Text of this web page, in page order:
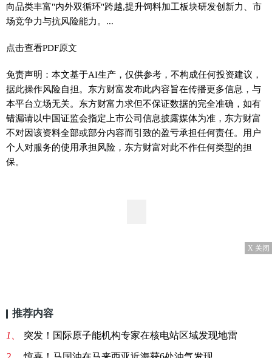
向品类丰富"内外双循环"跨越,提升饲料加工板块研发创新力、市
场竞争力与抗风险能力。...
点击查看PDF原文
免责声明：本文基于AI生产，仅供参考，不构成任何投资建议，
据此操作风险自担。东方财富发布此内容旨在传播更多信息，与
本平台立场无关。东方财富力求但不保证数据的完全准确，如有
错漏请以中国证监会指定上市公司信息披露媒体为准，东方财富
不对因该资料全部或部分内容而引致的盈亏承担任何责任。用户
个人对服务的使用承担风险，东方财富对此不作任何类型的担
保。
X 关闭
推荐内容
1、 突发！国际原子能机构专家在核电站区域发现地雷